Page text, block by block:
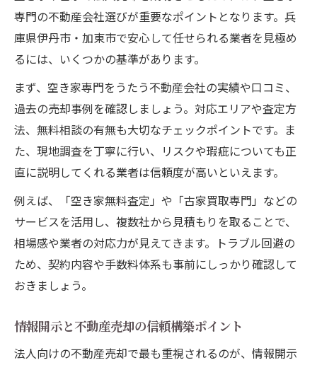
専門の不動産会社選びが重要なポイントとなります。兵
庫県伊丹市・加東市で安心して任せられる業者を見極め
るには、いくつかの基準があります。
まず、空き家専門をうたう不動産会社の実績や口コミ、
過去の売却事例を確認しましょう。対応エリアや査定方
法、無料相談の有無も大切なチェックポイントです。ま
た、現地調査を丁寧に行い、リスクや瑕疵についても正
直に説明してくれる業者は信頼度が高いといえます。
例えば、「空き家無料査定」や「古家買取専門」などの
サービスを活用し、複数社から見積もりを取ることで、
相場感や業者の対応力が見えてきます。トラブル回避の
ため、契約内容や手数料体系も事前にしっかり確認して
おきましょう。
情報開示と不動産売却の信頼構築ポイント
法人向けの不動産売却で最も重視されるのが、情報開示